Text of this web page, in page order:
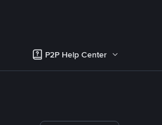
P2P Help Center